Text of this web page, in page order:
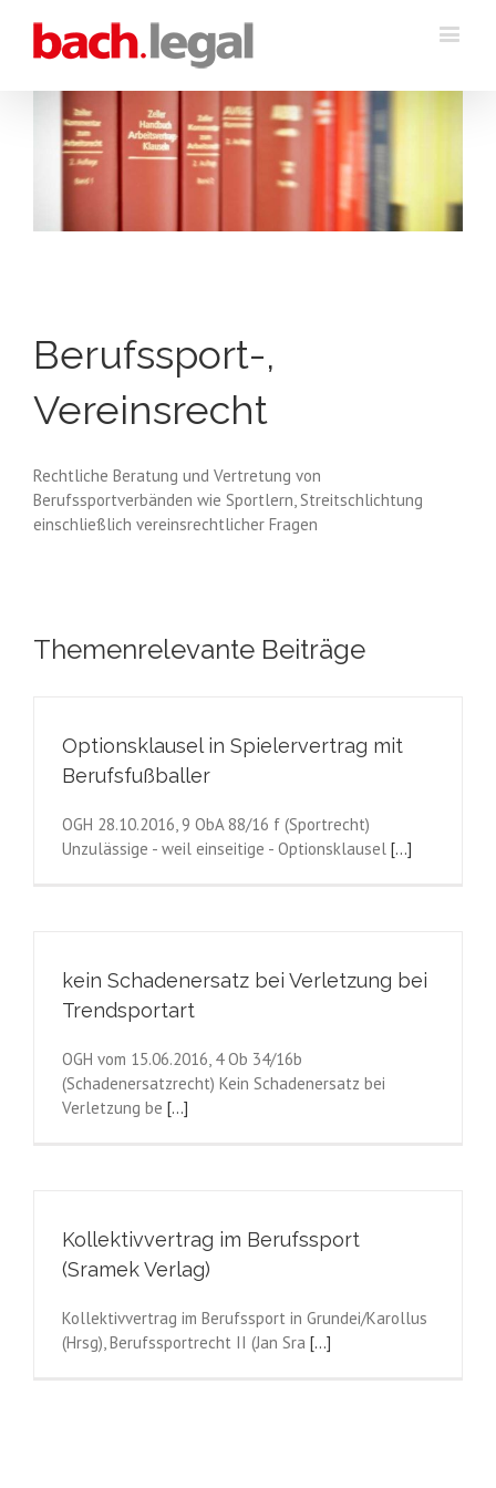
Berufssport-,
Vereinsrecht
Rechtliche Beratung und Vertretung von
Berufssportverbänden wie Sportlern, Streitschlichtung
einschließlich vereinsrechtlicher Fragen
Themenrelevante Beiträge
Optionsklausel in Spielervertrag mit
Berufsfußballer
OGH 28.10.2016, 9 ObA 88/16 f (Sportrecht)
Unzulässige - weil einseitige - Optionsklausel [...]
kein Schadenersatz bei Verletzung bei
Trendsportart
OGH vom 15.06.2016, 4 Ob 34/16b
(Schadenersatzrecht) Kein Schadenersatz bei
Verletzung be [...]
Kollektivvertrag im Berufssport
(Sramek Verlag)
Kollektivvertrag im Berufssport in Grundei/Karollus
(Hrsg), Berufssportrecht II (Jan Sra [...]